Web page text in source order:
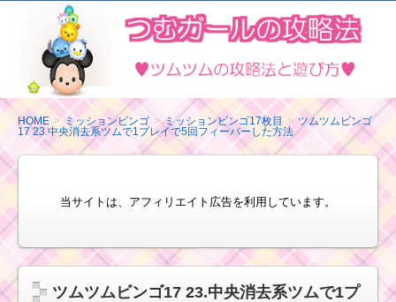
ム
ツ
ム
の
攻
略
び
方
HOME ミッションビンゴ ミッションビンゴ17枚目
ツムツムビンゴ
17 23.中央消去系ツムで1プレイで5回フィーバーした方法
当サイトは、アフィリエイト広告を利用しています。
ツムツムビンゴ17 23.中央消去系ツムで1プ